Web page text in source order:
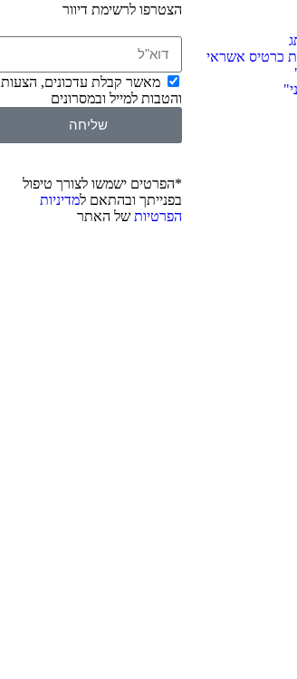
כרטיס אשראי
הצטרפו לרשימת דיוור
מאשר קבלת עדכונים, הצעות
והטבות למייל ובמסרונים
שליחה
*הפרטים ישמשו לצורך טיפול
בפנייתך ובהתאם למדיניות
הפרטיות של האתר